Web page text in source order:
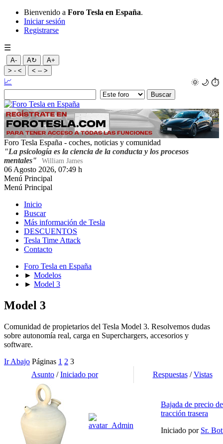
Bienvenido a Foro Tesla en España.
Iniciar sesión
Registrarse
☰
A- A↻
A+
> - <
< -- >
🌞 🌙 ⏱️
📈
Foro Tesla España - coches, noticias y comunidad
"La psicología es la ciencia de la conducta y los procesos
mentales"
William James
06 Agosto 2026, 07:49 h
Menú Principal
Menú Principal
Inicio
Buscar
Más información de Tesla
DESCUENTOS
Tesla Time Attack
Contacto
Foro Tesla en España
► Modelos
► Model 3
Model 3
Comunidad de propietarios del Tesla Model 3. Resolvemos dudas
sobre autonomía real, carga en Superchargers, accesorios y
software.
Ir Abajo Páginas 1 2 3
Asunto /Iniciado por Respuestas/Vistas
Bajada de precio
tracción trasera
Iniciado por Sr.